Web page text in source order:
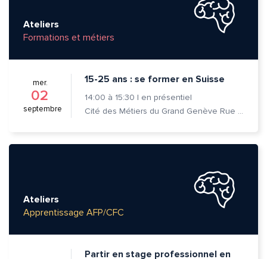
Ateliers
Formations et métiers
mer.
02
septembre
15-25 ans : se former en Suisse
14:00 à 15:30 | en présentiel
Cité des Métiers du Grand Genève Rue Prévost-Martin 6 1205 Genève
Ateliers
Apprentissage AFP/CFC
Partir en stage professionnel en